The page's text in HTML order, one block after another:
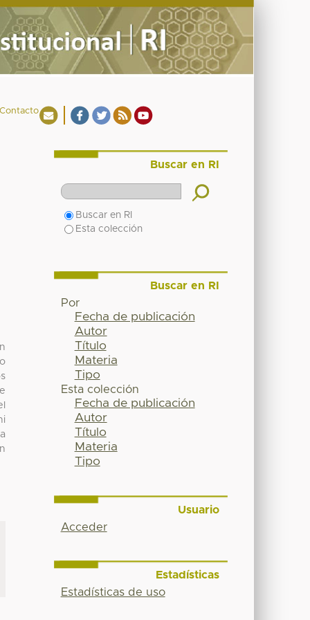
Buscar en RI
Buscar en RI
Esta colección
Buscar en RI
Por
Fecha de publicación
Autor
Título
Materia
Tipo
Esta colección
Fecha de publicación
Autor
Título
Materia
Tipo
Usuario
Acceder
Estadísticas
Estadísticas de uso